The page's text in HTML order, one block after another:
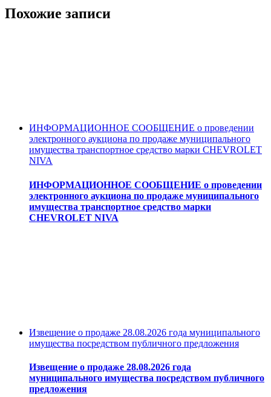
Похожие записи
ИНФОРМАЦИОННОЕ СООБЩЕНИЕ о проведении
электронного аукциона по продаже муниципального
имущества транспортное средство марки CHEVROLET
NIVA
ИНФОРМАЦИОННОЕ СООБЩЕНИЕ о проведении
электронного аукциона по продаже муниципального
имущества транспортное средство марки
CHEVROLET NIVA
Извещение о продаже 28.08.2026 года муниципального
имущества посредством публичного предложения
Извещение о продаже 28.08.2026 года
муниципального имущества посредством публичного
предложения